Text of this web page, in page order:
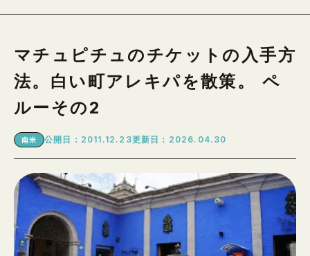
マチュピチュのチケットの入手方
法。白い町アレキパを散策。 ペ
ルーその2
南米 公開日：2011.12.23更新日：2026.04.30